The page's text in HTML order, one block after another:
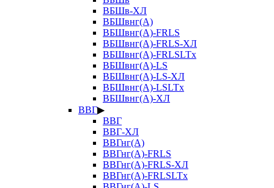
ВБШв-ХЛ
ВБШвнг(А)
ВБШвнг(А)-FRLS
ВБШвнг(А)-FRLS-ХЛ
ВБШвнг(А)-FRLSLTx
ВБШвнг(А)-LS
ВБШвнг(А)-LS-ХЛ
ВБШвнг(А)-LSLTx
ВБШвнг(А)-ХЛ
ВВГ▶
ВВГ
ВВГ-ХЛ
ВВГнг(А)
ВВГнг(А)-FRLS
ВВГнг(А)-FRLS-ХЛ
ВВГнг(А)-FRLSLTx